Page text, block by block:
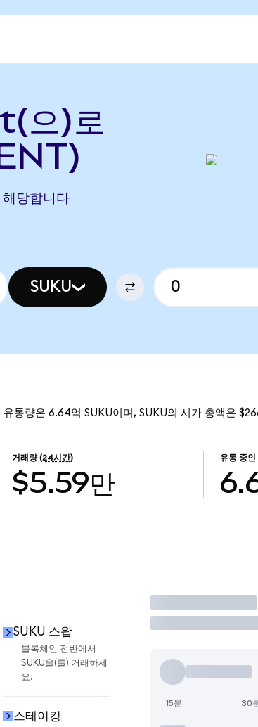
으)로
해당합니다
SUKU
통량은 6.64억 SUKU이며, SUKU의 시가 총액은
거래량 (24시간)
$5.59만
유통 중인
SUKU 스왑
블록체인 전반에서
SUKU을(를) 거래하세
요.
스테이킹
거래
15분 30